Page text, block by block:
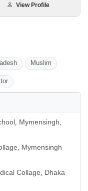
View Profile
Muslim
Mymensingh,
Mymensingh
Collage, Dhaka